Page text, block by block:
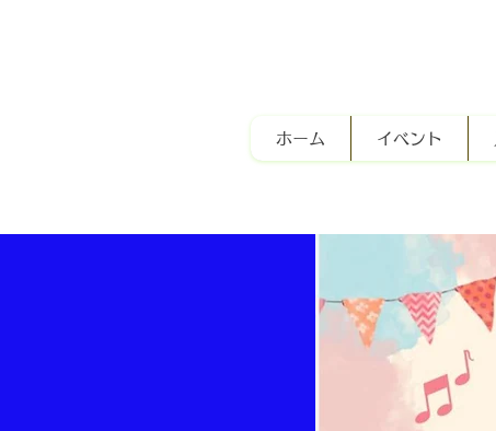
ホーム イベント